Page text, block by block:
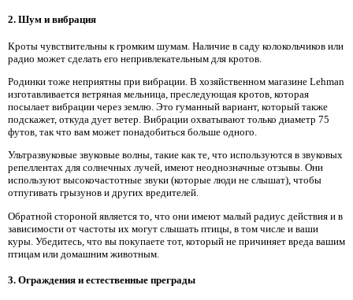
2. Шум и вибрация
Кроты чувствительны к громким шумам. Наличие в саду колокольчиков или
радио может сделать его непривлекательным для кротов.
Родинки тоже неприятны при вибрации. В хозяйственном магазине Lehman
изготавливается ветряная мельница, преследующая кротов, которая
посылает вибрации через землю. Это гуманный вариант, который также
подскажет, откуда дует ветер. Вибрации охватывают только диаметр 75
футов, так что вам может понадобиться больше одного.
Ультразвуковые звуковые волны, такие как те, что используются в звуковых
репеллентах для солнечных лучей, имеют неоднозначные отзывы. Они
используют высокочастотные звуки (которые люди не слышат), чтобы
отпугивать грызунов и других вредителей.
Обратной стороной является то, что они имеют малый радиус действия и в
зависимости от частоты их могут слышать птицы, в том числе и ваши
куры. Убедитесь, что вы покупаете тот, который не причиняет вреда вашим
птицам или домашним животным.
3. Ограждения и естественные преграды